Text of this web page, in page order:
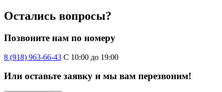
Остались вопросы?
Позвоните нам по номеру
8 (918) 963-66-43 С 10:00 до 19:00
Или оставьте заявку и мы вам перезвоним!